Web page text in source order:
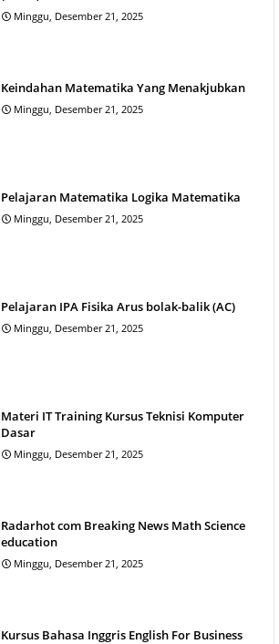
Minggu, Desember 21, 2025
Keindahan Matematika Yang Menakjubkan
Minggu, Desember 21, 2025
Pelajaran Matematika Logika Matematika
Minggu, Desember 21, 2025
Pelajaran IPA Fisika Arus bolak-balik (AC)
Minggu, Desember 21, 2025
Materi IT Training Kursus Teknisi Komputer
Dasar
Minggu, Desember 21, 2025
Radarhot com Breaking News Math Science
education
Minggu, Desember 21, 2025
Kursus Bahasa Inggris English For Business